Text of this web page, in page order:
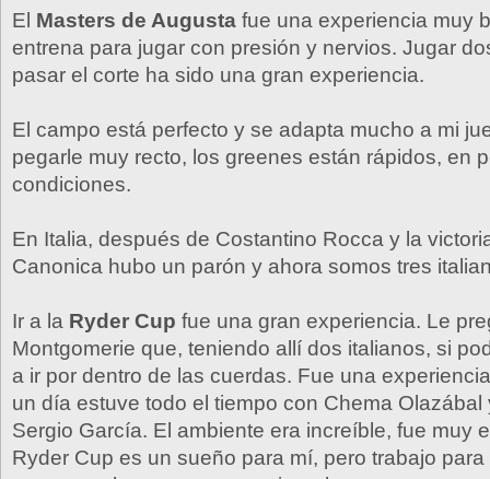
El Masters de Augusta fue una experiencia muy
entrena para jugar con presión y nervios. Jugar
pasar el corte ha sido una gran experiencia.
El campo está perfecto y se adapta mucho a mi
pegarle muy recto, los greenes están rápidos, en
condiciones.
En Italia, después de Costantino Rocca y la
Canonica hubo un parón y ahora somos tres
Ir a la Ryder Cup fue una gran experiencia. Le
Montgomerie que, teniendo allí dos italianos, si
a ir por dentro de las cuerdas. Fue una
un día estuve todo el tiempo con Chema Olazábal
Sergio García. El ambiente era increíble, fue muy
Ryder Cup es un sueño para mí, pero trabajo